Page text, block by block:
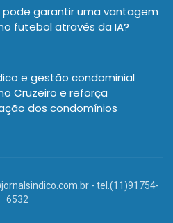
pode garantir uma vantagem
futebol através da IA?
e gestão condominial
Cruzeiro e reforça
dos condomínios
- tel.(11)91754-
6532